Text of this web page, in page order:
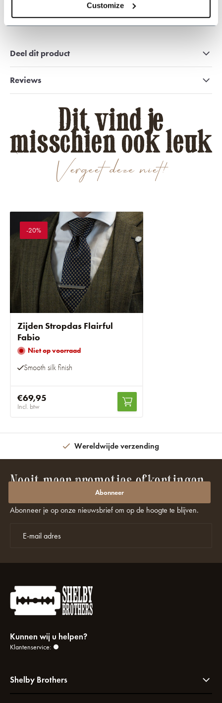
Customize
customers give us a 9.3 at Webwinkel-keurmerk
Deel dit product
Reviews
Vergeet deze niet!
Dit vind je
misschien ook leuk
-20%
Zijden Stropdas Flairful
Fabio
Niet op voorraad
Smooth silk finish
€69,95
Incl. btw
Wereldwijde verzending
Nooit meer promoties of kortingen
Abonneer je op onze nieuwsbrief om op de hoogte te blijven.
Abonneer
Kunnen wij u helpen?
Klantenservice:
Shelby Brothers